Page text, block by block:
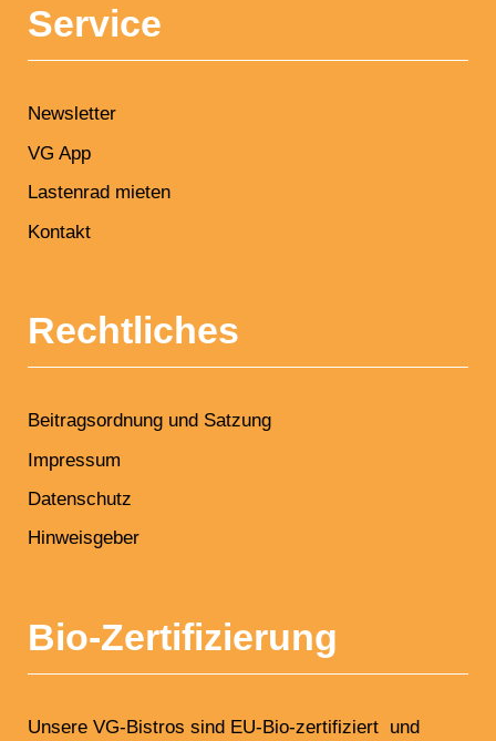
Service
Newsletter
VG App
Lastenrad mieten
Kontakt
Rechtliches
Beitragsordnung und Satzung
Impressum
Datenschutz
Hinweisgeber
Bio-Zertifizierung
Unsere VG-Bistros sind EU-Bio-zertifiziert und